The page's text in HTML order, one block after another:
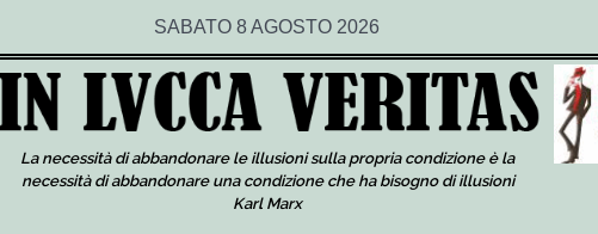
SABATO 8 AGOSTO 2026
La necessità di abbandonare le illusioni sulla propria condizione è la
necessità di abbandonare una condizione che ha bisogno di illusioni
Karl Marx